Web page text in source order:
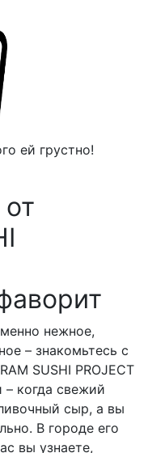
ей грустно!
нежное,
– знакомьтесь с
SUSHI PROJECT
– когда свежий
сыр, а вы
В городе его
вы узнаете,